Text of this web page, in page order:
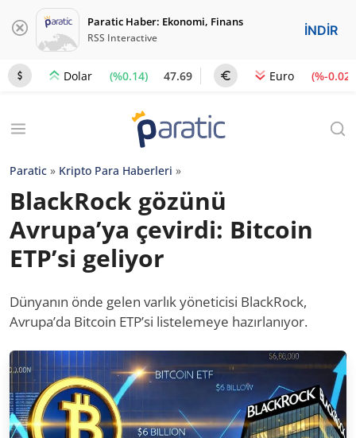
Paratic Haber: Ekonomi, Finans
RSS Interactive İNDİR
Dolar (%0.14) 47.69 Euro (%-0.02)
Paratic » Kripto Para Haberleri »
BlackRock gözünü
Avrupa’ya çevirdi: Bitcoin
ETP’si geliyor
Dünyanın önde gelen varlık yöneticisi BlackRock,
Avrupa’da Bitcoin ETP’si listelemeye hazırlanıyor.